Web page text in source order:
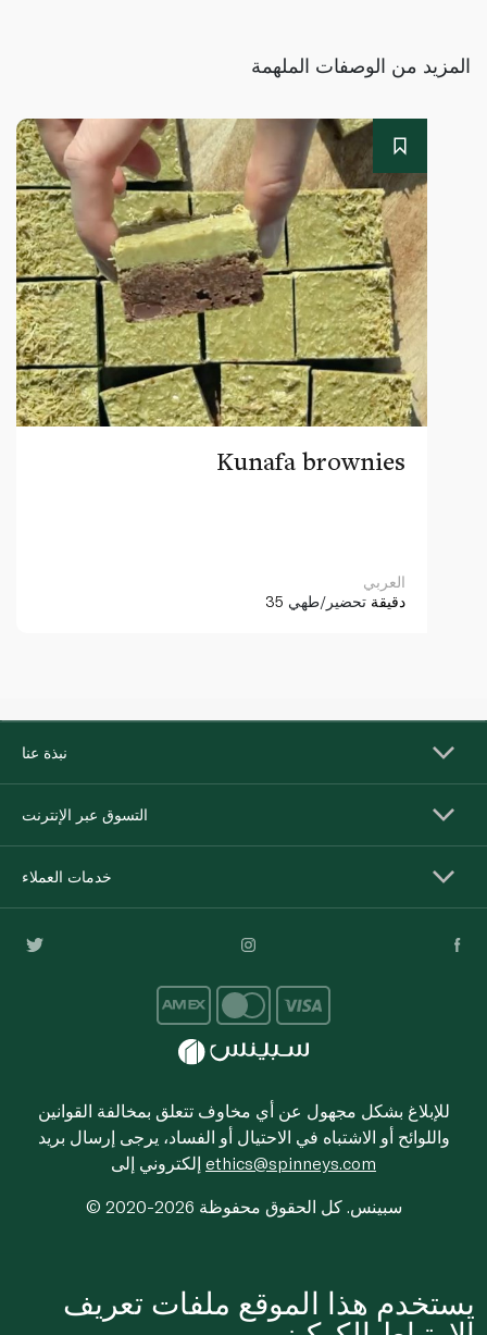
المزيد من الوصفات الملهمة
Kunafa brownies
العربي
35 دقيقة تحضير/طهي
نبذة عنا
التسوق عبر الإنترنت
خدمات العملاء
للإبلاغ بشكل مجهول عن أي مخاوف تتعلق بمخالفة القوانين
واللوائح أو الاشتباه في الاحتيال أو الفساد، يرجى إرسال بريد
ethics@spinneys.com
© 2020-2026 سبينس. كل الحقوق محفوظة
يستخدم هذا الموقع ملفات تعريف